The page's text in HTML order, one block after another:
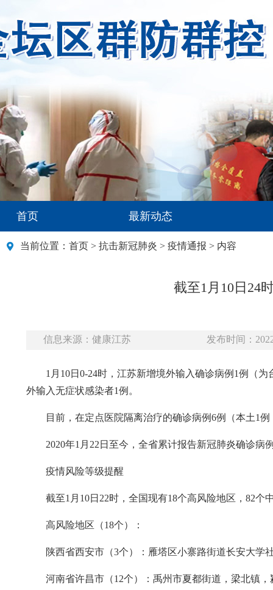
首页 最新动态
当前位置： 首页 > 抗击新冠肺炎 > 疫情通报 > 内容
截至1月10日24
信息来源：健康江苏 发布时间：
1月10日0-24时，江苏新增境外输入确诊病例1例（
外输入无症状感染者1例。
目前，在定点医院隔离治疗的确诊病例6例（本土1
2020年1月22日至今，全省累计报告新冠肺炎确诊病
疫情风险等级提醒
截至1月10日22时，全国现有18个高风险地区，82个
高风险地区（18个）：
陕西省西安市（3个）：雁塔区小寨路街道长安大
河南省许昌市（12个）：禹州市夏都街道，梁北镇